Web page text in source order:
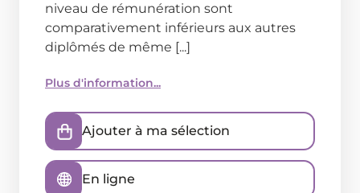
niveau de rémunération sont
comparativement inférieurs aux autres
diplômés de même [...]
Plus d'information...
Ajouter à ma sélection
En ligne